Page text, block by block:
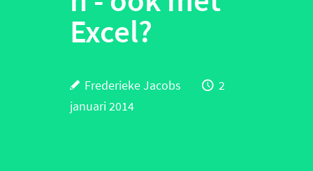
Excel?
Frederieke Jacobs
2
januari 2014